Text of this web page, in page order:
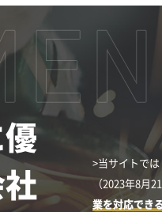
>当サイトで
（2023年8月
業を対応でき